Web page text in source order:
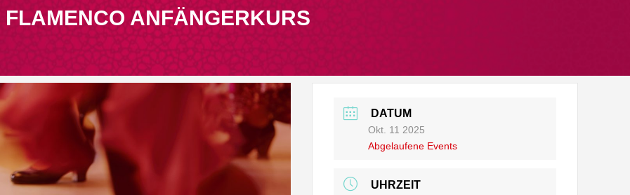
FLAMENCO ANFÄNGERKURS
DATUM
Okt. 11 2025
Abgelaufene Events
UHRZEIT